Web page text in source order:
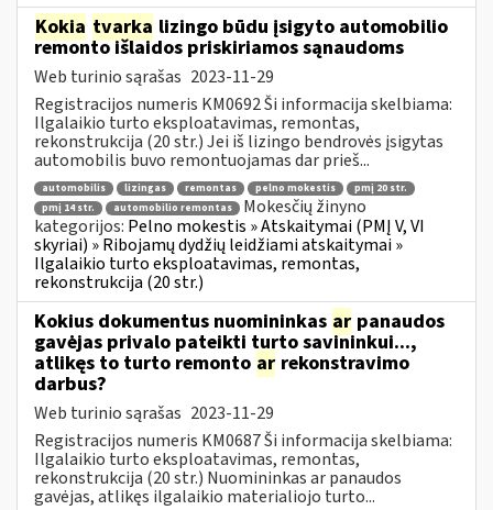
Kokia tvarka lizingo būdu įsigyto automobilio
remonto išlaidos priskiriamos sąnaudoms
Web turinio sąrašas 2023-11-29
Registracijos numeris KM0692 Ši informacija skelbiama:
Ilgalaikio turto eksploatavimas, remontas,
rekonstrukcija (20 str.) Jei iš lizingo bendrovės įsigytas
automobilis buvo remontuojamas dar prieš...
automobilis lizingas remontas pelno mokestis
pmį 20 str.
pmį 14 str.
automobilio remontas
Mokesčių žinyno
kategorijos: Pelno mokestis » Atskaitymai (PMĮ V, VI
skyriai) » Ribojamų dydžių leidžiami atskaitymai »
Ilgalaikio turto eksploatavimas, remontas,
rekonstrukcija (20 str.)
Kokius dokumentus nuomininkas ar panaudos
gavėjas privalo pateikti turto savininkui...,
atlikęs to turto remonto ar rekonstravimo
darbus?
Web turinio sąrašas 2023-11-29
Registracijos numeris KM0687 Ši informacija skelbiama:
Ilgalaikio turto eksploatavimas, remontas,
rekonstrukcija (20 str.) Nuomininkas ar panaudos
gavėjas, atlikęs ilgalaikio materialiojo turto...